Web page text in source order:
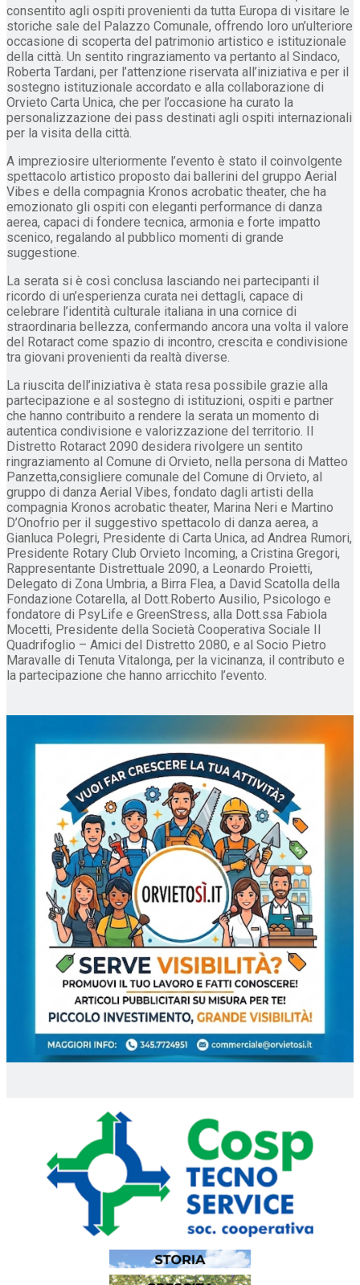
consentito agli ospiti provenienti da tutta Europa di visitare le
storiche sale del Palazzo Comunale, offrendo loro un’ulteriore
occasione di scoperta del patrimonio artistico e istituzionale
della città. Un sentito ringraziamento va pertanto al Sindaco,
Roberta Tardani, per l’attenzione riservata all’iniziativa e per il
sostegno istituzionale accordato e alla collaborazione di
Orvieto Carta Unica, che per l’occasione ha curato la
personalizzazione dei pass destinati agli ospiti internazionali
per la visita della città.
A impreziosire ulteriormente l’evento è stato il coinvolgente
spettacolo artistico proposto dai ballerini del gruppo Aerial
Vibes e della compagnia Kronos acrobatic theater, che ha
emozionato gli ospiti con eleganti performance di danza
aerea, capaci di fondere tecnica, armonia e forte impatto
scenico, regalando al pubblico momenti di grande
suggestione.
La serata si è così conclusa lasciando nei partecipanti il
ricordo di un’esperienza curata nei dettagli, capace di
celebrare l’identità culturale italiana in una cornice di
straordinaria bellezza, confermando ancora una volta il valore
del Rotaract come spazio di incontro, crescita e condivisione
tra giovani provenienti da realtà diverse.
La riuscita dell’iniziativa è stata resa possibile grazie alla
partecipazione e al sostegno di istituzioni, ospiti e partner
che hanno contribuito a rendere la serata un momento di
autentica condivisione e valorizzazione del territorio. Il
Distretto Rotaract 2090 desidera rivolgere un sentito
ringraziamento al Comune di Orvieto, nella persona di Matteo
Panzetta,consigliere comunale del Comune di Orvieto, al
gruppo di danza Aerial Vibes, fondato dagli artisti della
compagnia Kronos acrobatic theater, Marina Neri e Martino
D’Onofrio per il suggestivo spettacolo di danza aerea, a
Gianluca Polegri, Presidente di Carta Unica, ad Andrea Rumori,
Presidente Rotary Club Orvieto Incoming, a Cristina Gregori,
Rappresentante Distrettuale 2090, a Leonardo Proietti,
Delegato di Zona Umbria, a Birra Flea, a David Scatolla della
Fondazione Cotarella, al Dott.Roberto Ausilio, Psicologo e
fondatore di PsyLife e GreenStress, alla Dott.ssa Fabiola
Mocetti, Presidente della Società Cooperativa Sociale Il
Quadrifoglio – Amici del Distretto 2080, e al Socio Pietro
Maravalle di Tenuta Vitalonga, per la vicinanza, il contributo e
la partecipazione che hanno arricchito l’evento.